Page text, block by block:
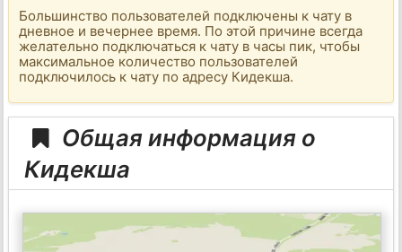
Большинство пользователей подключены к чату в
дневное и вечернее время. По этой причине всегда
желательно подключаться к чату в часы пик, чтобы
максимальное количество пользователей
подключилось к чату по адресу Кидекша.
Общая информация о
Кидекша